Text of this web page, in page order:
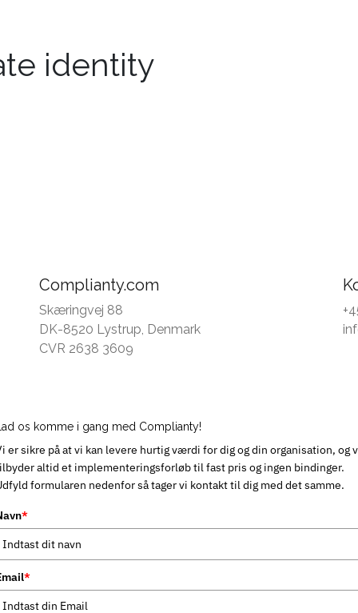
identity
Complianty.com
Skæringvej 88
DK-8520 Lystrup, Denmark
CVR 2638 3609
os komme i gang med Complianty!
er sikre på at vi kan levere hurtig værdi for dig og din organisation, og
altid et implementeringsforløb til fast pris og ingen bindinger.
formularen nedenfor så tager vi kontakt til dig med det samme.
*
*